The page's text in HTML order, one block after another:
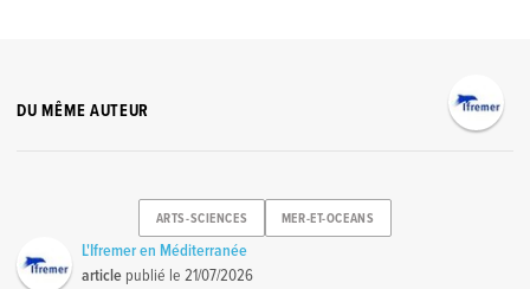
DU MÊME AUTEUR
ARTS-SCIENCES MER-ET-OCEANS
L'Ifremer en Méditerranée
article publié le21/07/2026